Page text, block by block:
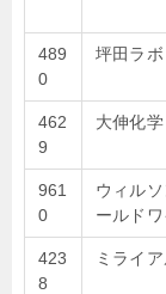
489
0
坪田ラボ
462
9
大伸化学
961
0
ウィル
ールド
423
8
ミライ